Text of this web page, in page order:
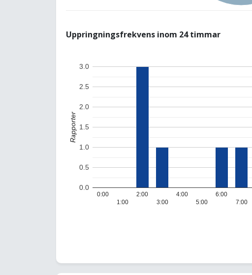
Uppringningsfrekvens inom 24 timmar
0:00
1:00
2:00
3:00
4:00
5:00
6:00
7:00
0.0
0.5
1.0
1.5
2.0
2.5
3.0
Rapporter